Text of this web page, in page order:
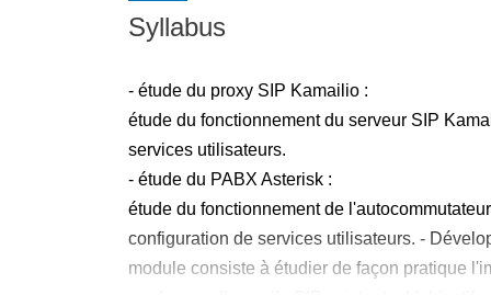
Syllabus
- étude du proxy SIP Kamailio :
étude du fonctionnement du serveur SIP
services utilisateurs.
- étude du PABX Asterisk :
étude du fonctionnement de
configuration de services utilisateurs. -
module consiste à étudier de façon pratique